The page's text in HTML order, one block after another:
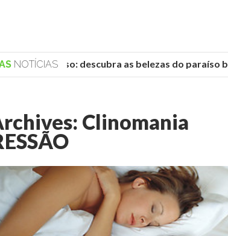
NOTÍCIAS
de Trancoso: descubra as belezas do paraíso
Clinomania